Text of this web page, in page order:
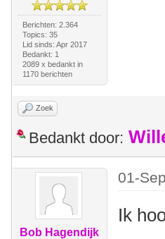
Berichten: 2.364
Topics: 35
Lid sinds: Apr 2017
Bedankt: 1
2089 x bedankt in
1170 berichten
Zoek
Bedankt door:
Bob Hagendijk
01-
Ik